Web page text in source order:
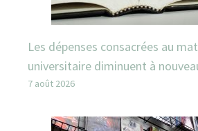
Les dépenses consacrées au
universitaire diminuent à
7 août 2026